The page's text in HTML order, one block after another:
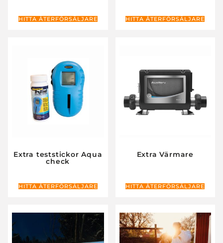
HITTA ÅTERFÖRSÄLJARE HITTA ÅTERFÖRSÄLJARE
Extra teststickor Aqua
check
HITTA ÅTERFÖRSÄLJARE
Extra Värmare
HITTA ÅTERFÖRSÄLJARE